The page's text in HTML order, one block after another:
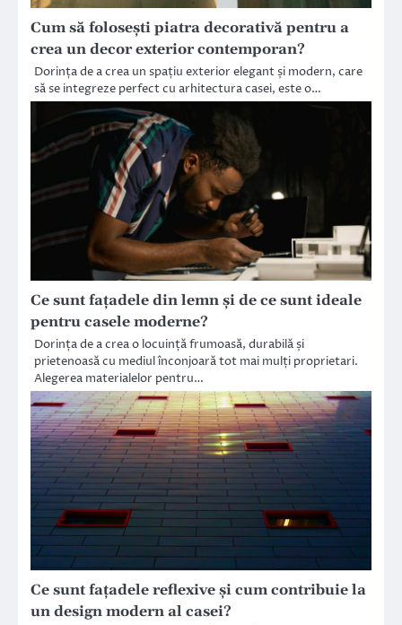
Cum să folosești piatra decorativă pentru a
crea un decor exterior contemporan?
Dorința de a crea un spațiu exterior elegant și modern, care
să se integreze perfect cu arhitectura casei, este o…
Ce sunt fațadele din lemn și de ce sunt ideale
pentru casele moderne?
Dorința de a crea o locuință frumoasă, durabilă și
prietenoasă cu mediul înconjoară tot mai mulți proprietari.
Alegerea materialelor pentru…
Ce sunt fațadele reflexive și cum contribuie la
un design modern al casei?